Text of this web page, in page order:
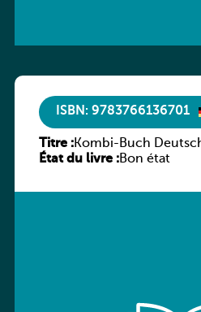
ISBN: 9783766136701
Titre :Kombi-Buch
Sprachbuch
État du livre :Bon état